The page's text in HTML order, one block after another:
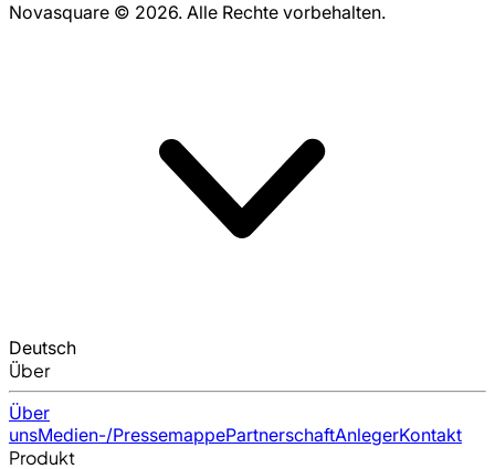
Novasquare © 2026. Alle Rechte vorbehalten.
Deutsch
Über
Über
unsMedien-/PressemappePartnerschaftAnlegerKontakt
Produkt